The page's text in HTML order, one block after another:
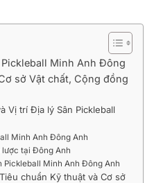
Minh Anh Đông
sở Vật chất, Cộng đồng
Vị trí Địa lý Sân Pickleball
Minh Anh Đông Anh
lược tại Đông Anh
Pickleball Minh Anh Đông Anh
chuẩn Kỹ thuật và Cơ sở